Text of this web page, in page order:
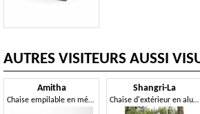
AUTRES VISITEURS AUSSI
Amitha
Chaise empilable en métal
Shangri-La
Chaise d'extérieur en aluminium